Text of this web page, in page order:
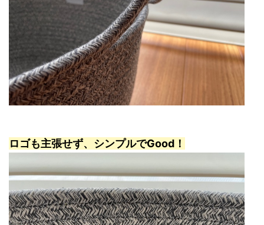
ロゴも主張せず、シンプルでGood！